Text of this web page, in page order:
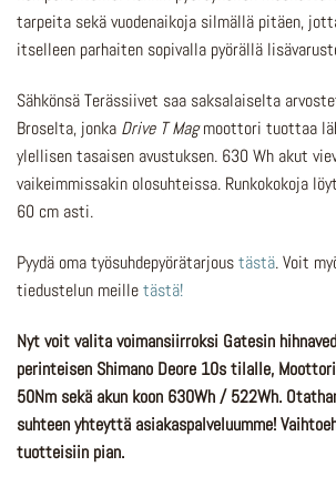
tarpeita sekä vuodenaikoja silmällä pitäen,
itselleen parhaiten sopivalla pyörällä
Sähkönsä Terässiivet saa saksalaiselta
Broselta, jonka Drive T Magmoottori tuottaa
ylellisen tasaisen avustuksen. 630 Wh akut
vaikeimmissakin olosuhteissa. Runkokokoja
60 cm asti.
Pyydä oma työsuhdepyörätarjoustästä. Voit
tiedustelun meilletästä!
Nyt voit valita voimansiirroksi Gatesin
perinteisen Shimano Deore 10s tilalle,
50Nm sekä akun koon 630Wh / 522Wh.
suhteen yhteyttä asiakaspalveluumme!
tuotteisiin pian.